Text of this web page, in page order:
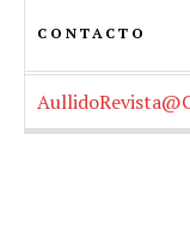
CONTACTO